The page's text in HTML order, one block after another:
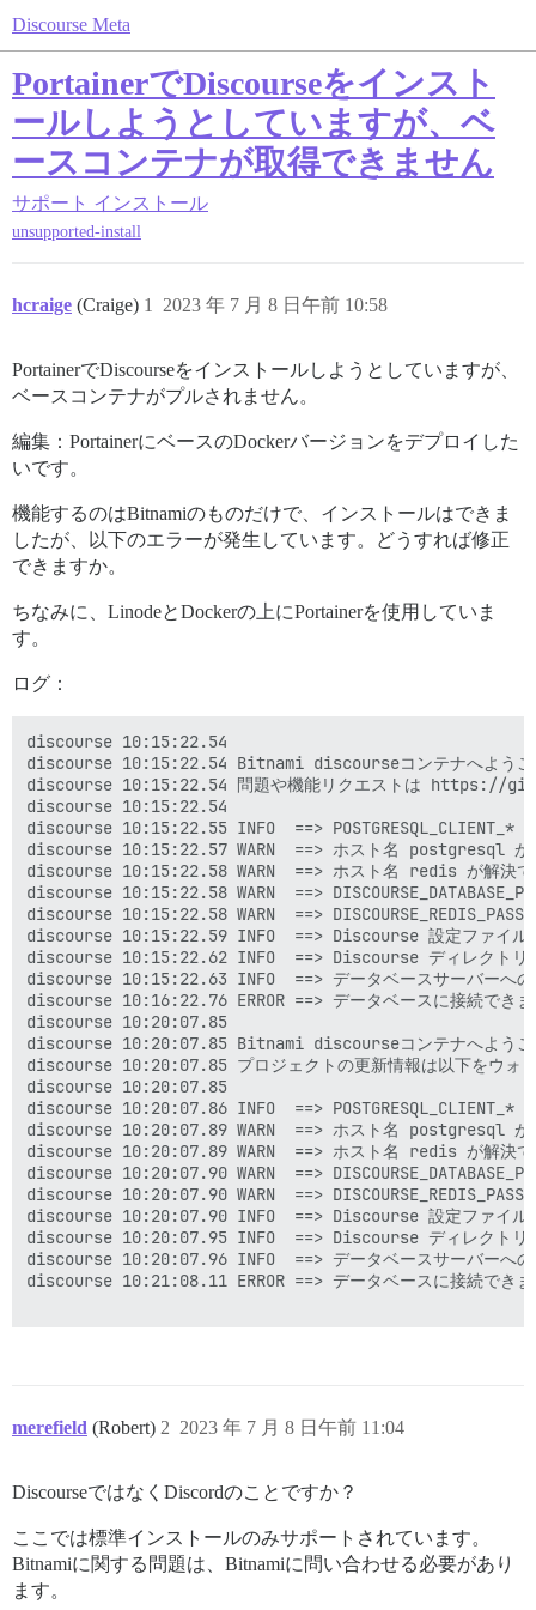
Discourse Meta
PortainerでDiscourseをインスト
ールしようとしていますが、ベ
ースコンテナが取得できません
サポート インストール
unsupported-install
hcraige (Craige) 2023 年 7 月 8 日午前 10:58
1
PortainerでDiscourseをインストールしようとしていますが、
ベースコンテナがプルされません。
編集：PortainerにベースのDockerバージョンをデプロイした
いです。
機能するのはBitnamiのものだけで、インストールはできま
したが、以下のエラーが発生しています。どうすれば修正
できますか。
ちなみに、LinodeとDockerの上にPortainerを使用していま
す。
ログ：
discourse 10:15:22.54
discourse 10:15:22.54 Bitnami discourseコンテナへようこ
discourse 10:15:22.54 問題や機能リクエストは https://
discourse 10:15:22.54
discourse 10:15:22.55 INFO  ==> POSTGRESQL_CLIENT_*
discourse 10:15:22.57 WARN  ==> ホスト名 postgresql が解
discourse 10:15:22.58 WARN  ==> ホスト名 redis が解決でき
discourse 10:15:22.58 WARN  ==>
discourse 10:15:22.58 WARN  ==>
discourse 10:15:22.59 INFO  ==> Discourse 設定ファイル
discourse 10:15:22.62 INFO  ==> Discourse ディレクトリ
discourse 10:15:22.63 INFO  ==> データベースサーバーへの
discourse 10:16:22.76 ERROR ==> データベースに接続できま
discourse 10:20:07.85
discourse 10:20:07.85 Bitnami discourseコンテナへようこ
discourse 10:20:07.85 プロジェクトの更新情報は以下をウォッ
discourse 10:20:07.85
discourse 10:20:07.86 INFO  ==> POSTGRESQL_CLIENT_*
discourse 10:20:07.89 WARN  ==> ホスト名 postgresql が解
discourse 10:20:07.89 WARN  ==> ホスト名 redis が解決でき
discourse 10:20:07.90 WARN  ==>
discourse 10:20:07.90 WARN  ==>
discourse 10:20:07.90 INFO  ==> Discourse 設定ファイル
discourse 10:20:07.95 INFO  ==> Discourse ディレクトリ
discourse 10:20:07.96 INFO  ==> データベースサーバーへの
discourse 10:21:08.11 ERROR ==> データベースに接続できま
merefield (Robert) 2023 年 7 月 8 日午前 11:04
2
DiscourseではなくDiscordのことですか？
ここでは標準インストールのみサポートされています。
Bitnamiに関する問題は、Bitnamiに問い合わせる必要があり
ます。